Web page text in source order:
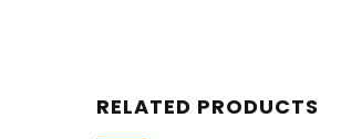
RELATED PRODUCTS